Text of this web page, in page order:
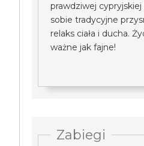
prawdziwej
sobie tradycyjne
relaks ciała i ducha.
ważne jak fajne!
Zabiegi